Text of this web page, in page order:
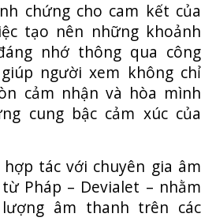
chứng cho cam kết của
tạo nên những khoảnh
nhớ thông qua công
người xem không chỉ
cảm nhận và hòa mình
cung bậc cảm xúc của
hợp tác với chuyên gia âm
Pháp – Devialet – nhằm
âm thanh trên các